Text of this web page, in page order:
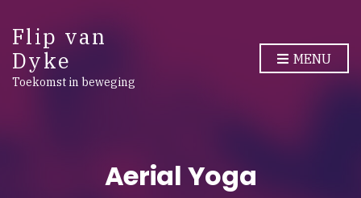
Flip van
Dyke
Toekomst in beweging
MENU
Aerial Yoga